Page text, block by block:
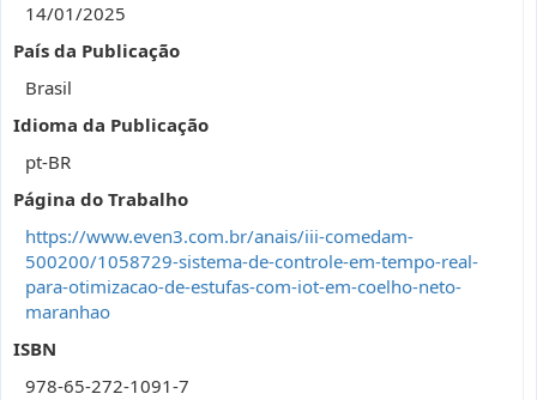
14/01/2025
País da Publicação
Brasil
Idioma da Publicação
pt-BR
Página do Trabalho
https://www.even3.com.br/anais/iii-comedam-
500200/1058729-sistema-de-controle-em-tempo-real-
para-otimizacao-de-estufas-com-iot-em-coelho-neto-
maranhao
ISBN
978-65-272-1091-7